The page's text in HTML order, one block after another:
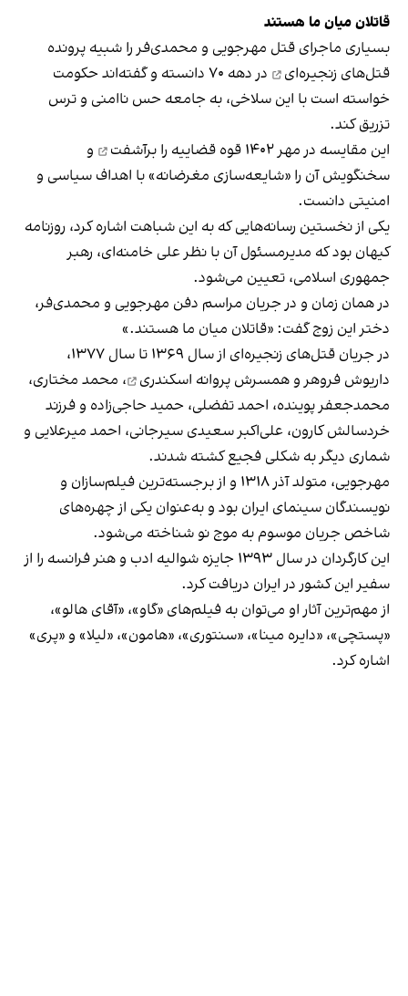
قاتلان میان ما هستند
بسیاری ماجرای قتل مهرجویی و محمدی‌فر را شبیه پرونده
قتل‌های زنجیره‌ای
در دهه ۷۰ دانسته‌ و گفته‌اند حکومت
خواسته است با این سلاخی، به جامعه حس ناامنی و ترس
تزریق کند.
این مقایسه‌ در مهر ۱۴۰۲
قوه قضاییه را برآشفت
و
سخنگویش آن را «شایعه‌سازی مغرضانه» با اهداف سیاسی و
امنیتی دانست.
یکی از نخستین رسانه‌هایی که به این شباهت اشاره کرد، روزنامه
کیهان بود که مدیرمسئول آن با نظر علی خامنه‌ای، رهبر
جمهوری اسلامی، تعیین می‌شود.
در همان زمان و در جریان مراسم دفن مهرجویی و محمدی‌فر،
دختر این زوج گفت: «قاتلان میان ما هستند.»
در جریان قتل‌های زنجیره‌ای از سال ۱۳۶۹ تا سال ۱۳۷۷،
داریوش فروهر و همسرش پروانه اسکندری
، محمد مختاری،
محمدجعفر پوینده، احمد تفضلی، حمید حاجی‌زاده و فرزند
خردسالش کارون، علی‌اکبر سعیدی‌ سیرجانی، احمد میرعلایی و
شماری دیگر به شکلی فجیع کشته شدند.
مهرجویی، متولد آذر ۱۳۱۸ و از برجسته‌ترین فیلم‌سازان و
نویسندگان سینمای ایران بود و به‌عنوان یکی از چهره‌های
شاخص جریان موسوم به موج نو شناخته می‌شود.
این کارگردان در سال ۱۳۹۳ جایزه شوالیه ادب و هنر فرانسه را از
سفیر این کشور در ایران دریافت کرد.
از مهم‌ترین آثار او می‌توان به فیلم‌های «گاو»، «آقای هالو»،
«پستچی»، «دایره مینا»، «سنتوری»،‌ «هامون»، «لیلا» و «پری»
اشاره کرد.